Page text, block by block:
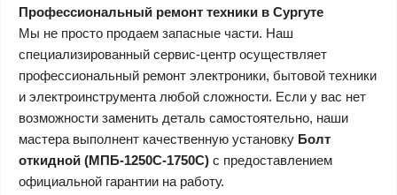
Профессиональный ремонт техники в Сургуте
Мы не просто продаем запасные части. Наш
специализированный сервис-центр осуществляет
профессиональный ремонт электроники, бытовой техники
и электроинструмента любой сложности. Если у вас нет
возможности заменить деталь самостоятельно, наши
мастера выполнент качественную установку Болт
откидной (МПБ-1250C-1750C) с предоставлением
официальной гарантии на работу.